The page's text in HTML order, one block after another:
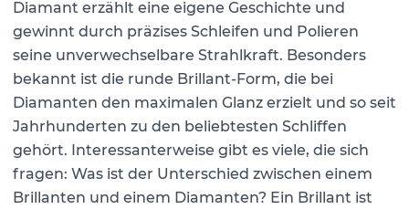
Diamant erzählt eine eigene Geschichte und
gewinnt durch präzises Schleifen und Polieren
seine unverwechselbare Strahlkraft. Besonders
bekannt ist die runde Brillant-Form, die bei
Diamanten den maximalen Glanz erzielt und so seit
Jahrhunderten zu den beliebtesten Schliffen
gehört. Interessanterweise gibt es viele, die sich
fragen: Was ist der Unterschied zwischen einem
Brillanten und einem Diamanten? Ein Brillant ist